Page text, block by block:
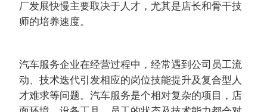
厂发展快慢主要取决于人才，尤其是店长和骨干技
师的培养速度。
汽车服务企业在经营过程中，经常遇到公司员工流
动、技术迭代引发相应的岗位技能提升及复合型人
才难求等问题。汽车服务是个相对复杂的项目，店